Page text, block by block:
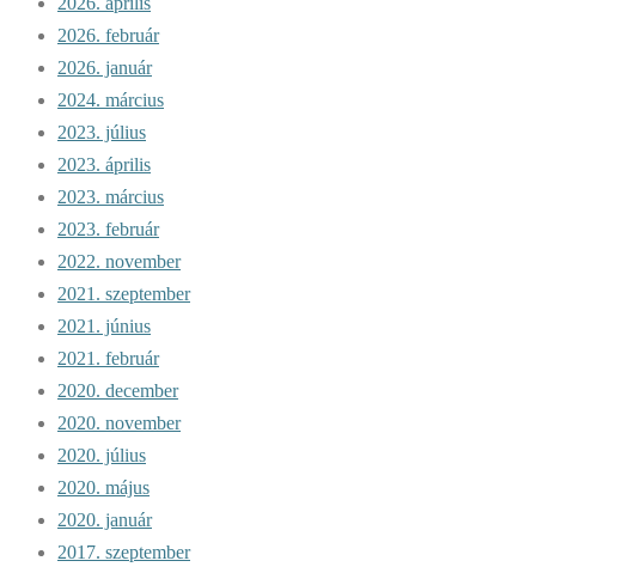
2026. február
2026. január
2024. március
2023. július
2023. április
2023. március
2023. február
2022. november
2021. szeptember
2021. június
2021. február
2020. december
2020. november
2020. július
2020. május
2020. január
2017. szeptember